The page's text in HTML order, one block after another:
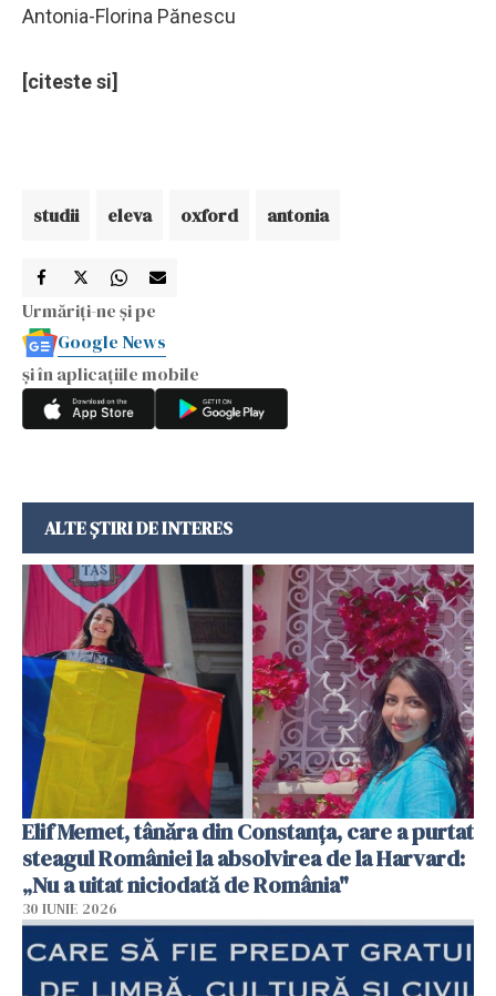
Antonia-Florina Pănescu
[citeste si]
studii eleva oxford antonia
Urmăriți-ne și pe
Google News
și în aplicațiile mobile
ALTE ȘTIRI DE INTERES
Elif Memet, tânăra din Constanța, care a purtat
steagul României la absolvirea de la Harvard:
„Nu a uitat niciodată de România"
30 IUNIE 2026